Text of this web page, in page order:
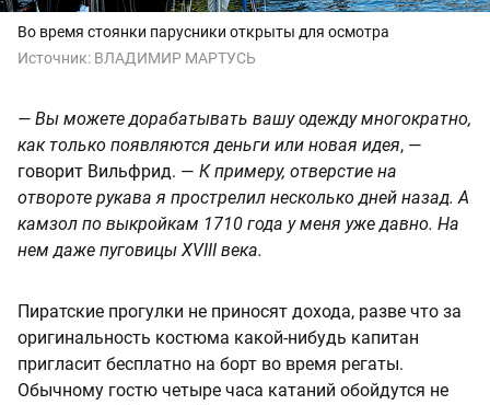
Во время стоянки парусники открыты для осмотра
Источник: ВЛАДИМИР МАРТУСЬ
— Вы можете дорабатывать вашу одежду многократно,
как только появляются деньги или новая идея, —
говорит Вильфрид. — К примеру, отверстие на
отвороте рукава я прострелил несколько дней назад. А
камзол по выкройкам 1710 года у меня уже давно. На
нем даже пуговицы XVIII века.
Пиратские прогулки не приносят дохода, разве что за
оригинальность костюма какой-нибудь капитан
пригласит бесплатно на борт во время регаты.
Обычному гостю четыре часа катаний обойдутся не